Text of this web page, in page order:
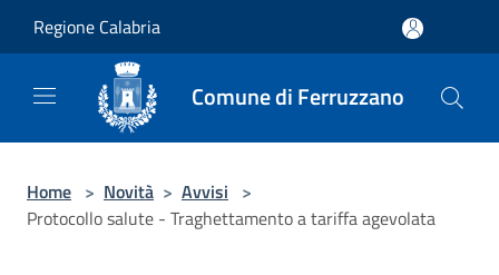
Regione Calabria
Comune di Ferruzzano
Home > Novità > Avvisi >
Protocollo salute - Traghettamento a tariffa agevolata